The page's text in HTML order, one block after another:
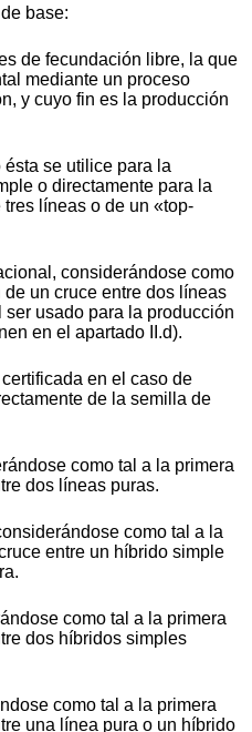
base:
de fecundación libre, la que
mediante un proceso
y cuyo fin es la producción
ésta se utilice para la
o directamente para la
líneas o de un «top-
considerándose como
un cruce entre dos líneas
usado para la producción
en el apartado II.d).
en el caso de
de la semilla de
como tal a la primera
dos líneas puras.
como tal a la
entre un híbrido simple
como tal a la primera
dos híbridos simples
como tal a la primera
una línea pura o un híbrido